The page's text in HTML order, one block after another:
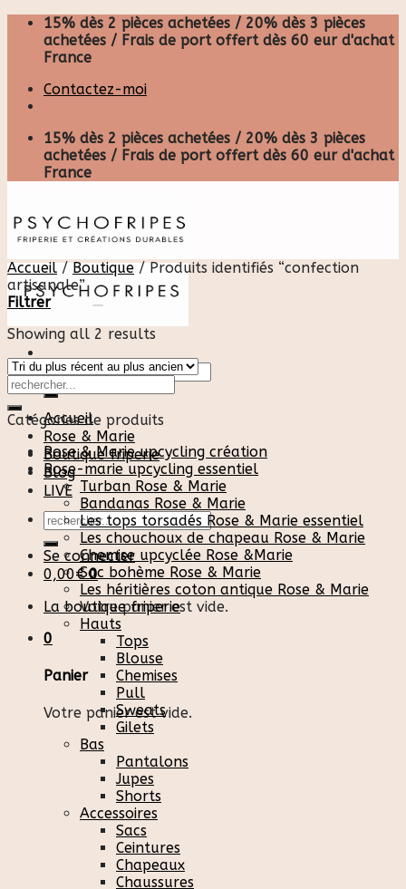
Skip
content
15% dès 2 pièces achetées / 20% dès 3 pièces
achetées / Frais de port offert dès 60 eur d'achat
France
Contactez-moi
15% dès 2 pièces achetées / 20% dès 3 pièces
achetées / Frais de port offert dès 60 eur d'achat
France
Recherche
pour :
Accueil
Rose & Marie
Boutique friperie
Blog
LIVE
Recherche
pour :
Se connecter
0,00€ 0
Votre panier est vide.
0
Panier
Votre panier est vide.
Accueil / Boutique /Produits identifiés “confection
artisanale”
Filtrer
Showing all 2 results
Catégories de produits
Rose & Marie upcycling création
Rose-marie upcycling essentiel
Turban Rose & Marie
Bandanas Rose & Marie
Les tops torsadés Rose & Marie essentiel
Les chouchoux de chapeau Rose & Marie
Chemise upcyclée Rose &Marie
Sac bohème Rose & Marie
Les héritières coton antique Rose & Marie
La boutique friperie
Hauts
Tops
Blouse
Chemises
Pull
Sweats
Gilets
Bas
Pantalons
Jupes
Shorts
Accessoires
Sacs
Ceintures
Chapeaux
Chaussures